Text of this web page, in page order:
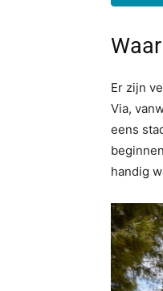
Er zijn
Via,
eens
handig